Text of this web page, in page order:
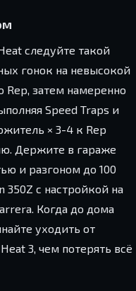
следуйте такой
гонок на невысокой
Rep, затем намеренно
Speed Traps и
× 3-4 к Rep
Держите в гараже
и разгоном до 100
с настройкой на
Когда до дома
уходить от
3, чем потерять всё